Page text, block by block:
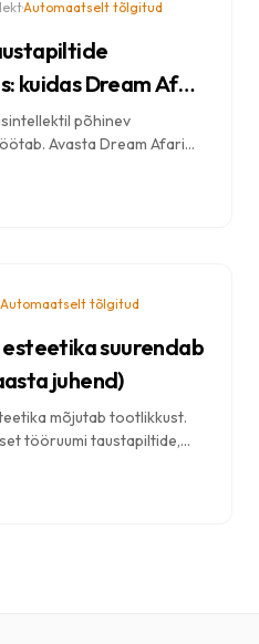
·Automaatselt tõlgitud
kuidas Dream Afar
põhinev
Avasta Dream Afari
kauneid taustu.
Automaatselt tõlgitud
esteetika suurendab
juhend)
mõjutab tootlikkust.
tööruumi taustapiltide,